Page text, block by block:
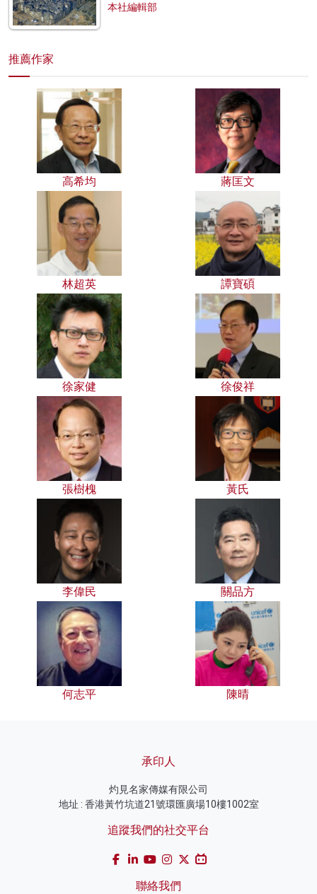
本社編輯部
推薦作家
高希均 蔣匡文
林超英 譚寶碩
徐家健 徐俊祥
張樹槐 黃氏
李偉民 關品方
何志平 陳晴
承印人
灼見名家傳媒有限公司
地址 : 香港黃竹坑道21號環匯廣場10樓1002室
追蹤我們的社交平台
聯絡我們